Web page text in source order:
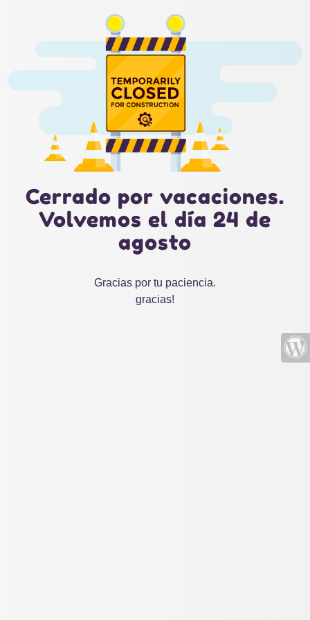
Cerrado por vacaciones.
Volvemos el día 24 de
agosto
Gracias por tu paciencia.
gracias!